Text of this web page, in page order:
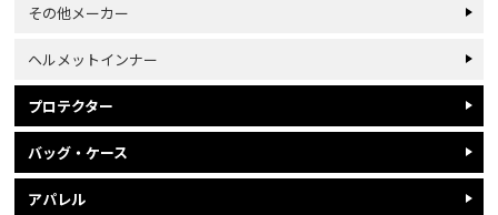
その他メーカー
ヘルメットインナー
プロテクター
バッグ・ケース
アパレル